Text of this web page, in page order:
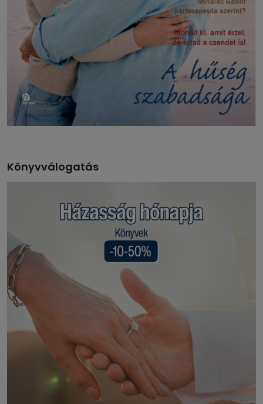
Könyvválogatás